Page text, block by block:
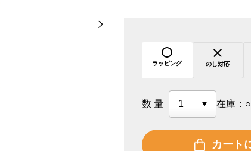
ラッピング のし対応
数量 在庫： ○
カート